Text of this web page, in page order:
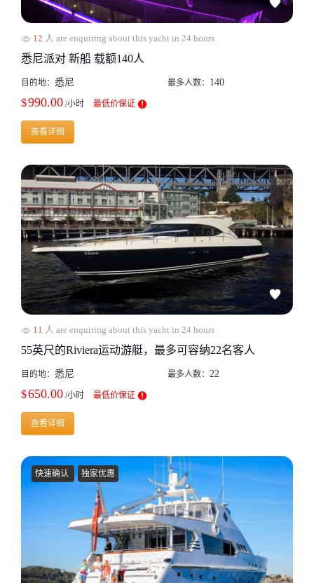
12 人 are enquiring about this yacht in 24 hours
悉尼派对 新船 载额140人
目的地： 悉尼 最多人数： 140
$990.00 /小时 最低价保证
查看详细
11 人 are enquiring about this yacht in 24 hours
55英尺的Riviera运动游艇，最多可容纳22名客人
目的地： 悉尼 最多人数： 22
$650.00 /小时 最低价保证
查看详细
快速确认 独家优惠